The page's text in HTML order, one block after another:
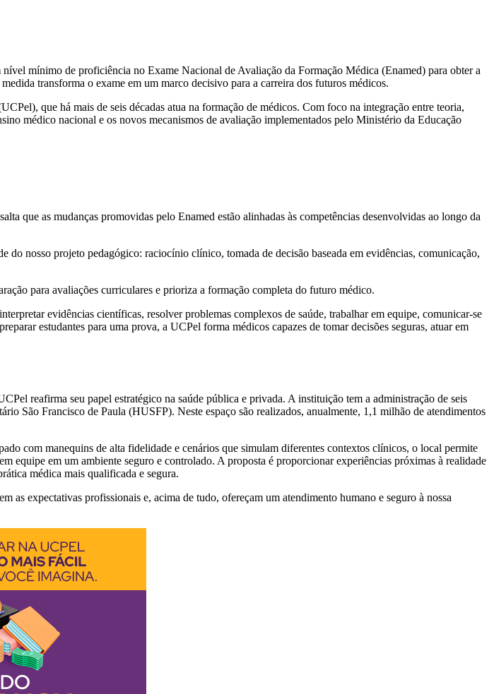
mínimo de proficiência no Exame Nacional de Avaliação da Formação Médica (Enamed) para obter a
transforma o exame em um marco decisivo para a carreira dos futuros médicos.
que há mais de seis décadas atua na formação de médicos. Com foco na integração entre teoria,
médico nacional e os novos mecanismos de avaliação implementados pelo Ministério da Educação
que as mudanças promovidas pelo Enamed estão alinhadas às competências desenvolvidas ao longo da
nosso projeto pedagógico: raciocínio clínico, tomada de decisão baseada em evidências, comunicação,
para avaliações curriculares e prioriza a formação completa do futuro médico.
evidências científicas, resolver problemas complexos de saúde, trabalhar em equipe, comunicar-se
estudantes para uma prova, a UCPel forma médicos capazes de tomar decisões seguras, atuar em
reafirma seu papel estratégico na saúde pública e privada. A instituição tem a administração de seis
São Francisco de Paula (HUSFP). Neste espaço são realizados, anualmente, 1,1 milhão de atendimentos
com manequins de alta fidelidade e cenários que simulam diferentes contextos clínicos, o local permite
equipe em um ambiente seguro e controlado. A proposta é proporcionar experiências próximas à realidade
médica mais qualificada e segura.
as expectativas profissionais e, acima de tudo, ofereçam um atendimento humano e seguro à nossa